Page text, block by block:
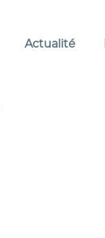
Actualité